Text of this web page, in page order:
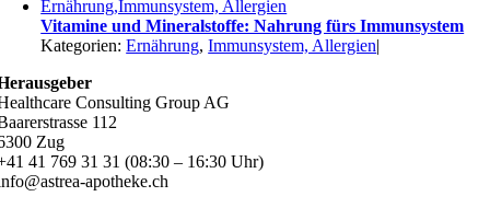
Ernährung,Immunsystem, Allergien
Vitamine und Mineralstoffe: Nahrung fürs Immunsystem
Kategorien:Ernährung,Immunsystem, Allergien|
Consulting Group AG
112
Zug
41 769 31 31 (08:30 – 16:30 Uhr)
apotheke.ch